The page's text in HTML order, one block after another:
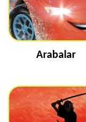
Arabalar